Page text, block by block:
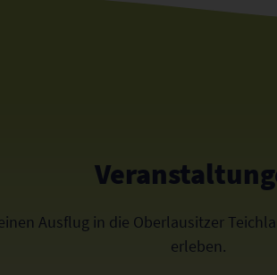
Ausflug in die Oberlausitzer
erleben.